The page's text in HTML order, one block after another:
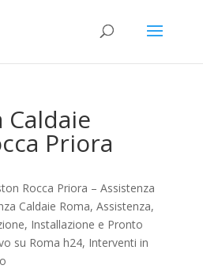
Caldaie
Priora
Rocca Priora – Assistenza
Caldaie Roma, Assistenza,
Installazione e Pronto
su Roma h24, Interventi in